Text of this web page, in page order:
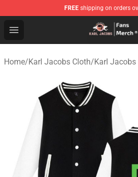
FREE shipping on orders
Open menu
Karl Jacobs Store - Official
Home/Karl Jacobs Cloth/Karl Jacobs